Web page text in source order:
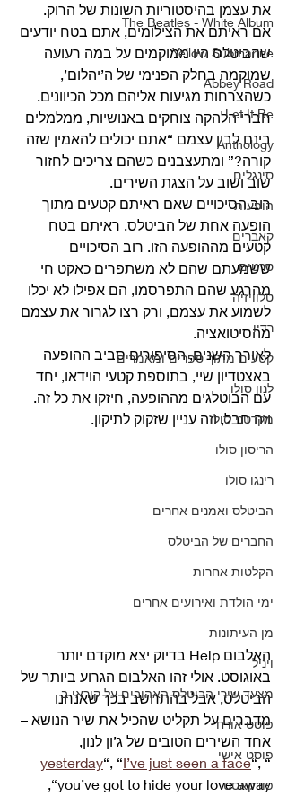
The Beatles - White Album
Yellow Submarine
Abbey Road
Let It Be
Anthology
סינגלים
הופעות
קאברים
סרטים
טלוויזיה
רדיו
קטעים מתוך ספרים ומאמרים
לנון סולו
מקרטני סולו
הריסון סולו
רינגו סולו
הביטלס ואמנים אחרים
החברים של הביטלס
הקלטות אחרות
ימי הולדת ואירועים אחרים
מן העיתונות
ויניל
מצעד שירי הביטלס האהובים על קוראי ב
פוסט אורח
פוסט אישי
פודקאסט
את עצמן בהיסטוריות השונות של הרוק.
אם ראיתם את הצילומים, אתם בטח יודעים
שהביטלס היו ממוקמים על במה רעועה
שמוקמה בחלק הפנימי של ה’יהלום’,
כשהצרחות מגיעות אליהם מכל הכיוונים.
חברי הלהקה צוחקים באנושיות, ממלמלים
בינם לבין עצמם “אתם יכולים להאמין שזה
קורה?” ומתעצבנים כשהם צריכים לחזור
שוב ושוב על הצגת השירים.
רוב הסיכויים שאם ראיתם קטעים מתוך
הופעה אחת של הביטלס, ראיתם בטח
קטעים מההופעה הזו. רוב הסיכויים
ששמעתם שהם לא משתפרים כאקט חי
מהרגע שהם התפרסמו, הם אפילו לא יכלו
לשמוע את עצמם, ורק רצו לגרור את עצמם
מהסיטואציה.
לאורך השנים, הסיפורים סביב ההופעה
באצטדיון שיי, בתוספת קטעי הוידאו, יחד
עם הבוטלגים מההופעה, חיזקו את כל זה.
וזה חבל, וזה עניין שזקוק לתיקון.
האלבום Help בדיוק יצא מוקדם יותר
באוגוסט. אולי זהו האלבום הגרוע ביותר של
הביטלס, אבל בהתחשב בכך שאנחנו
מדברים על תקליט שהכיל את שיר הנושא –
אחד השירים הטובים של ג’ון לנון,
“
yesterday“, “I’ve just seen a face“,
“you’ve got to hide your love away,